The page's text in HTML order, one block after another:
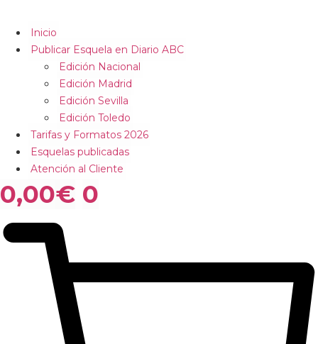
Inicio
Publicar Esquela en Diario ABC
Edición Nacional
Edición Madrid
Edición Sevilla
Edición Toledo
Tarifas y Formatos 2026
Esquelas publicadas
Atención al Cliente
0,00€ 0